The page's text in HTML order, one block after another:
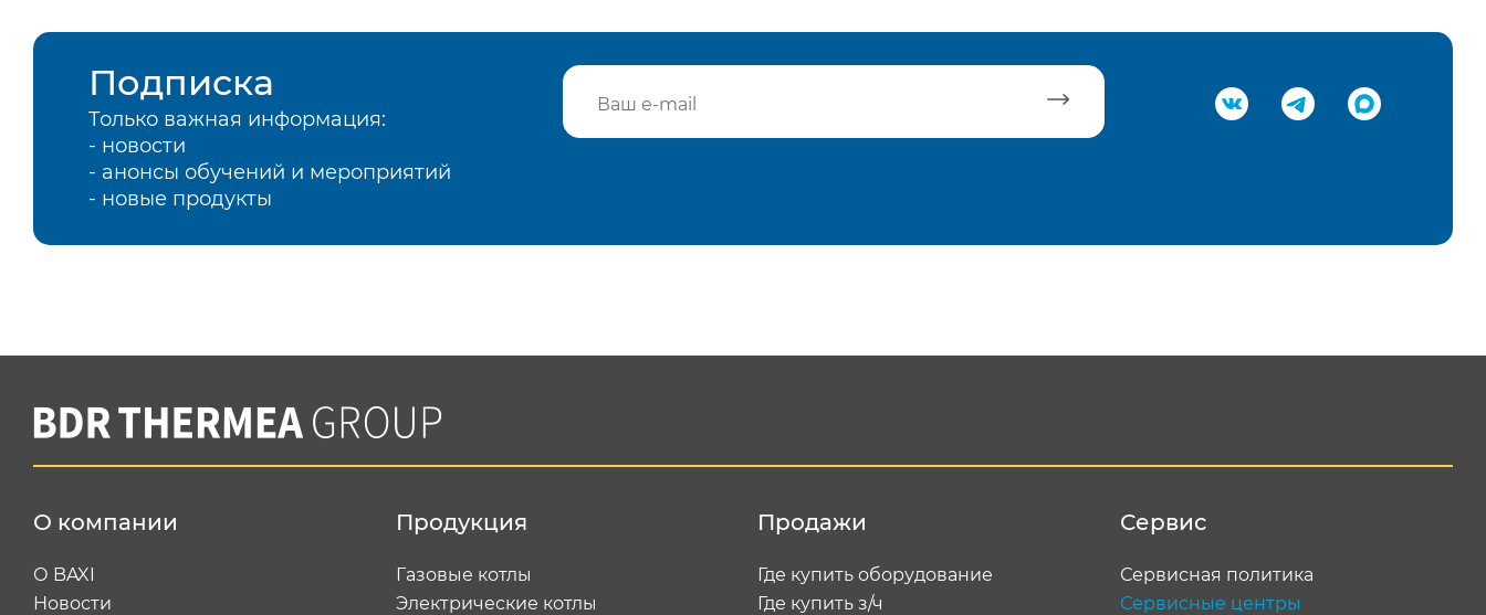
Подписка
Только важная информация:
- новости
- анонсы обучений и мероприятий
- новые продукты
О компании
О BAXI
Новости
Продукция
Газовые котлы
Электрические котлы
Продажи
Где купить оборудование
Где купить з/ч
Сервис
Сервисная политика
Сервисные центры